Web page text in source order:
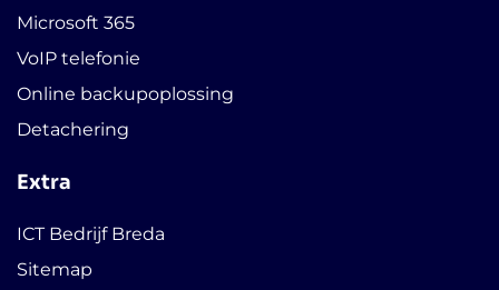
Microsoft 365
VoIP telefonie
Online backupoplossing
Detachering
Extra
ICT Bedrijf Breda
Sitemap